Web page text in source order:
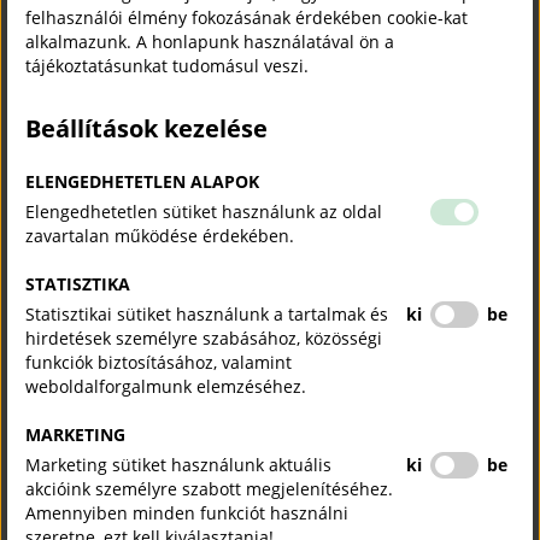
Vállalkozz digitálisan!
Érdemes igénybe vennie az ingyenes, személyre
fejlődéséhez. A modern technológiák használata egy
felé.
Mit kínálunk?
vállalkozása jelenlegi digitális felkészültségét
Személyre szabott digitális fejlesztési koncepció:
konkrét javaslatokkal és megoldásokkal a cégének
igényei szerint.
szabott, konkrét javaslatokkal és megoldásokkal (a
DFK elkészítése feltétel lehet bizonyos uniós
digitalizációs pályázatoknál)
Hozzáférés több mint 1700 minősített IT szállító
felhasználói élmény fokozásának érdekében cookie-kat
alkalmazunk. A honlapunk használatával ön a
tájékoztatásunkat tudomásul veszi.
Beállítások kezelése
ELENGEDHETETLEN ALAPOK
Elengedhetetlen sütiket használunk az oldal
zavartalan működése érdekében.
STATISZTIKA
Statisztikai sütiket használunk a tartalmak és
hirdetések személyre szabásához, közösségi
funkciók biztosításához, valamint
weboldalforgalmunk elemzéséhez.
ki be
MARKETING
Marketing sütiket használunk aktuális
akcióink személyre szabott megjelenítéséhez.
Amennyiben minden funkciót használni
ki be